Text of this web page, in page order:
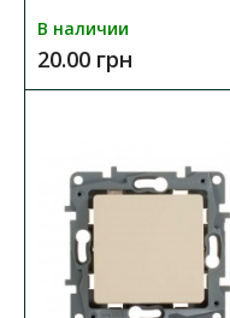
Внимание! Цена
Электрофурнитура
397.98 грн
В наличии
20.00 грн